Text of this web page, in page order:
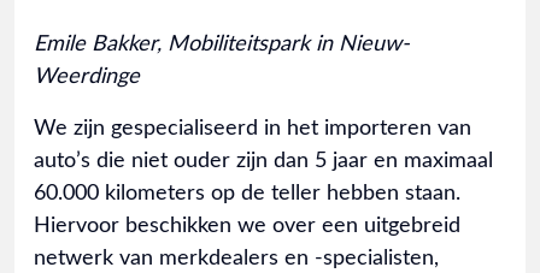
Emile Bakker, Mobiliteitspark in Nieuw-
Weerdinge
We zijn gespecialiseerd in het importeren van
auto’s die niet ouder zijn dan 5 jaar en maximaal
60.000 kilometers op de teller hebben staan.
Hiervoor beschikken we over een uitgebreid
netwerk van merkdealers en -specialisten,